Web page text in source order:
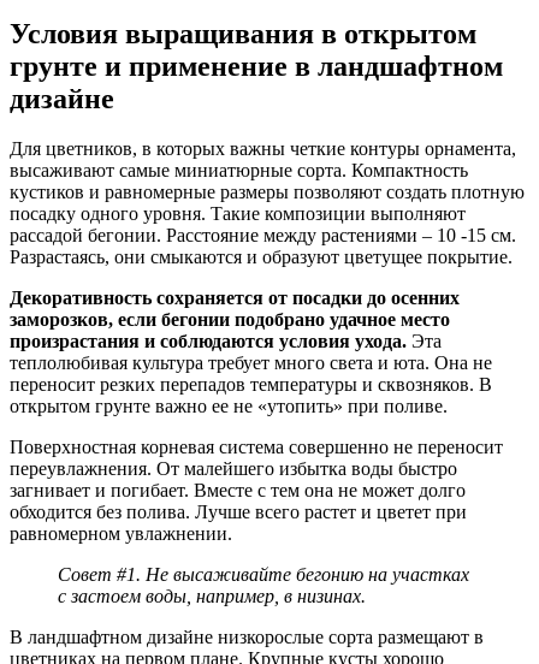
Условия выращивания в открытом
грунте и применение в ландшафтном
дизайне
Для цветников, в которых важны четкие контуры орнамента,
высаживают самые миниатюрные сорта. Компактность
кустиков и равномерные размеры позволяют создать плотную
посадку одного уровня. Такие композиции выполняют
рассадой бегонии. Расстояние между растениями – 10 -15 см.
Разрастаясь, они смыкаются и образуют цветущее покрытие.
Декоративность сохраняется от посадки до осенних
заморозков, если бегонии подобрано удачное место
произрастания и соблюдаются условия ухода. Эта
теплолюбивая культура требует много света и юта. Она не
переносит резких перепадов температуры и сквозняков. В
открытом грунте важно ее не «утопить» при поливе.
Поверхностная корневая система совершенно не переносит
переувлажнения. От малейшего избытка воды быстро
загнивает и погибает. Вместе с тем она не может долго
обходится без полива. Лучше всего растет и цветет при
равномерном увлажнении.
Совет #1. Не высаживайте бегонию на участках
с застоем воды, например, в низинах.
В ландшафтном дизайне низкорослые сорта размещают в
цветниках на первом плане. Крупные кусты хорошо